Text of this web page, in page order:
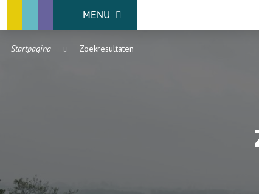
MENU
Startpagina Zoekresultaten